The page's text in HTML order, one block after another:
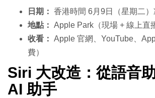
日期： 香港時間 6月9日（星期二
地點： Apple Park（現場 + 線上直
收看： Apple 官網、YouTube、
費）
Siri 大改造：從語音
AI 助手